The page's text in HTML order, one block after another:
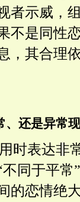
者示威，
不是同性
，其合理
、还是异常
时表达非
同于平常
的恋情绝